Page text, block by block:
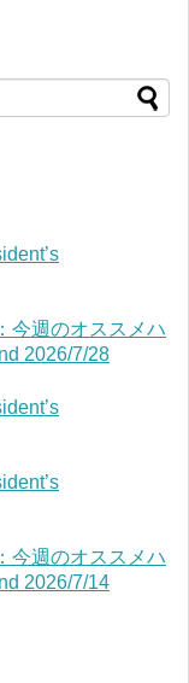
今週のオススメハ
2026/7/28
今週のオススメハ
2026/7/14